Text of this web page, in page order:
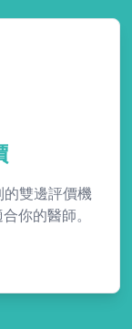
雙邊評價機
你的醫師。